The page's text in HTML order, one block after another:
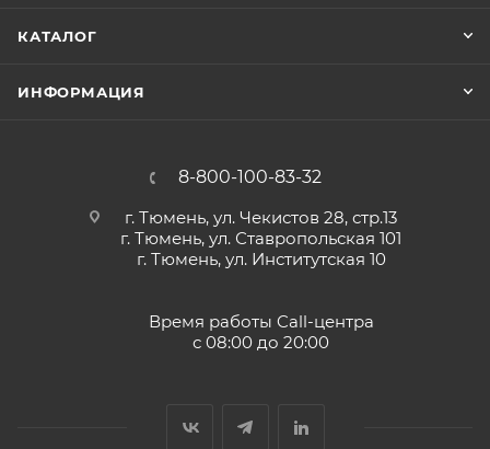
КАТАЛОГ
ИНФОРМАЦИЯ
8-800-100-83-32
г. Тюмень, ул. Чекистов 28, стр.13
г. Тюмень, ул. Ставропольская 101
г. Тюмень, ул. Институтская 10
Время работы Call-центра
с 08:00 до 20:00